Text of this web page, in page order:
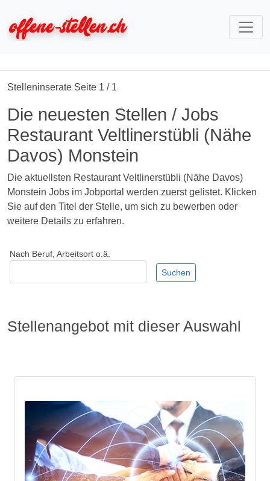
Stelleninserate Seite 1 / 1
Die neuesten Stellen / Jobs
Restaurant Veltlinerstübli (Nähe
Davos) Monstein
Die aktuellsten Restaurant Veltlinerstübli (Nähe Davos)
Monstein Jobs im Jobportal werden zuerst gelistet. Klicken
Sie auf den Titel der Stelle, um sich zu bewerben oder
weitere Details zu erfahren.
Nach Beruf, Arbeitsort o.ä.
Stellenangebot mit dieser Auswahl